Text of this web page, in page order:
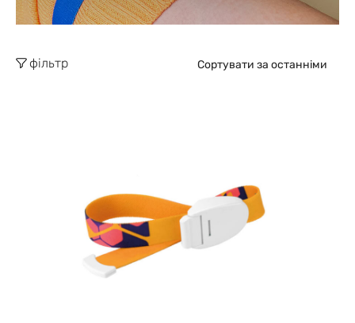
Сортувати за останніми
фільтр